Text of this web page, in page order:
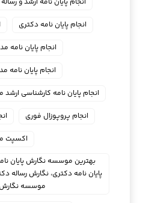
انجام پایان نامه ارشد و
انجام پایان نامه دکتری
انجام پایان نامه
انجام پایان نامه
انجام پایان نامه کارشناسی
انجام پروپوزال فوری
اکسپت
بهترین موسسه نگارش پایان
پایان نامه دکتری، نگارش رساله
موسسه نگارش